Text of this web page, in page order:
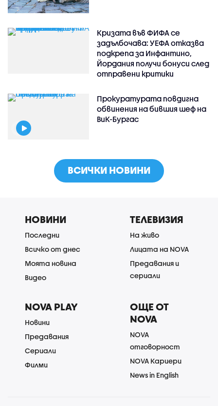
Кризата във ФИФА се
задълбочава: УЕФА отказва
подкрепа за Инфантино,
Йордания получи бонуси след
отправени критики
Прокуратурата повдигна
обвинения на бившия шеф на
ВиК-Бургас
ВСИЧКИ НОВИНИ
НОВИНИ
Последни
Всичко от днес
Моята новина
Видео
ТЕЛЕВИЗИЯ
На живо
Лицата на NOVA
Предавания и
сериали
NOVA PLAY
Новини
Предавания
Сериали
Филми
ОЩЕ ОТ
NOVA
NOVA
отговорност
NOVA Кариери
News in English